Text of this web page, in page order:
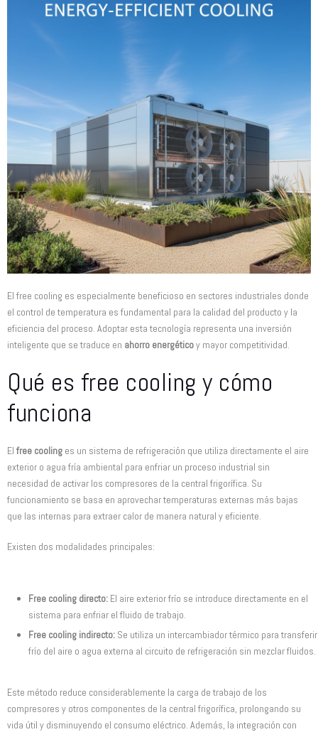
El free cooling es especialmente beneficioso en sectores industriales donde
el control de temperatura es fundamental para la calidad del producto y la
eficiencia del proceso. Adoptar esta tecnología representa una inversión
inteligente que se traduce en ahorro energéticoy mayor competitividad.
Qué es free cooling y cómo
funciona
El free cooling es un sistema de refrigeración que utiliza directamente el aire
exterior o agua fría ambiental para enfriar un proceso industrial sin
necesidad de activar los compresores de la central frigorífica. Su
funcionamiento se basa en aprovechar temperaturas externas más bajas
que las internas para extraer calor de manera natural y eficiente.
Existen dos modalidades principales:
Free cooling directo: El aire exterior frío se introduce directamente en el
sistema para enfriar el fluido de trabajo.
Free cooling indirecto: Se utiliza un intercambiador térmico para
frío del aire o agua externa al circuito de refrigeración sin mezclar fluidos.
Este método reduce considerablemente la carga de trabajo de los
compresores y otros componentes de la central frigorífica, prolongando su
vida útil y disminuyendo el consumo eléctrico. Además, la integración con